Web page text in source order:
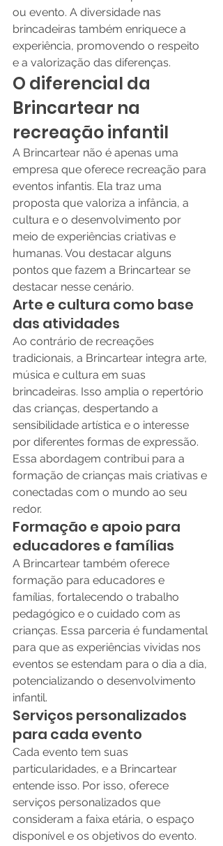
ou evento. A diversidade nas
brincadeiras também enriquece a
experiência, promovendo o respeito
e a valorização das diferenças.
O diferencial da
Brincartear na
recreação infantil
A Brincartear não é apenas uma
empresa que oferece recreação para
eventos infantis. Ela traz uma
proposta que valoriza a infância, a
cultura e o desenvolvimento por
meio de experiências criativas e
humanas. Vou destacar alguns
pontos que fazem a Brincartear se
destacar nesse cenário.
Arte e cultura como base
das atividades
Ao contrário de recreações
tradicionais, a Brincartear integra arte,
música e cultura em suas
brincadeiras. Isso amplia o repertório
das crianças, despertando a
sensibilidade artística e o interesse
por diferentes formas de expressão.
Essa abordagem contribui para a
formação de crianças mais criativas e
conectadas com o mundo ao seu
redor.
Formação e apoio para
educadores e famílias
A Brincartear também oferece
formação para educadores e
famílias, fortalecendo o trabalho
pedagógico e o cuidado com as
crianças. Essa parceria é fundamental
para que as experiências vividas nos
eventos se estendam para o dia a dia,
potencializando o desenvolvimento
infantil.
Serviços personalizados
para cada evento
Cada evento tem suas
particularidades, e a Brincartear
entende isso. Por isso, oferece
serviços personalizados que
consideram a faixa etária, o espaço
disponível e os objetivos do evento.